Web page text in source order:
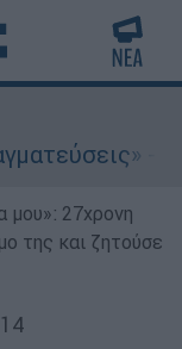
όροι του
27χρονη
της και ζητούσε